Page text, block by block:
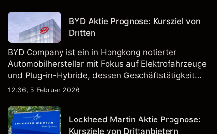
BYD Aktie Prognose: Kursziel von
Dritten
BYD Company ist ein in Hongkong notierter
Automobilhersteller mit Fokus auf Elektrofahrzeuge
und Plug-in-Hybride, dessen Geschäftstätigkeit
Fahrzeugproduktion, Batterien und verwandte
Märkten umfasst.
12:36, 5 Februar 2026
Lockheed Martin Aktie Prognose:
Kursziele von Drittanbietern